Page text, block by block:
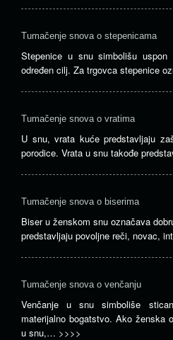
Tumačenje snova o stepenicama
Stepenice u snu simbolišu
određen cilj. Za trgovca stepenice
Tumačenje snova o vratima
U snu, vrata kuće predstavljaju
porodice. Vrata u snu takođe
Tumačenje snova o biserima
Biser u ženskom snu označava
predstavljaju povoljne reči, novac,
Tumačenje snova o venčanju
Venčanje u snu simboliše
materijalno bogatstvo. Ako ženska
u snu,… >>>>